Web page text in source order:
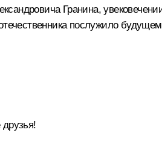
Гранина,
послужило